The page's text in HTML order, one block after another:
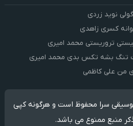
نوید زردی
کسری زاهدی
تروریستی محمد امیری
تنگ بشه تکس بدی محمد امیری
من علی کاظمی
سرا محفوظ است و هرگونه کپی
منبع ممنوع می باشد.